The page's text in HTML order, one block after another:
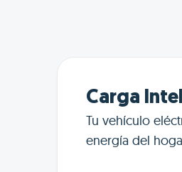
Carga
Tu vehículo
energía del